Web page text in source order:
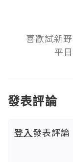
喜歡試新
平
發表評論
登入發表評論